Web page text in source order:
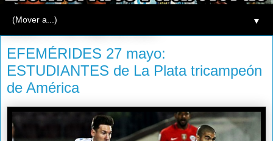
▼
martes, 27 de mayo de 2014
EFEMÉRIDES 27 mayo:
ESTUDIANTES de La Plata tricampeón
de América